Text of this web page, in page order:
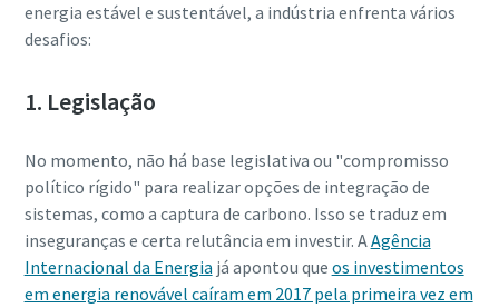
energia estável e sustentável, a indústria enfrenta vários
desafios:
1. Legislação
No momento, não há base legislativa ou "compromisso
político rígido" para realizar opções de integração de
sistemas, como a captura de carbono. Isso se traduz em
inseguranças e certa relutância em investir. AAgência
Internacional da Energia já apontou que os investimentos
em energia renovável caíram em 2017 pela primeira vez em